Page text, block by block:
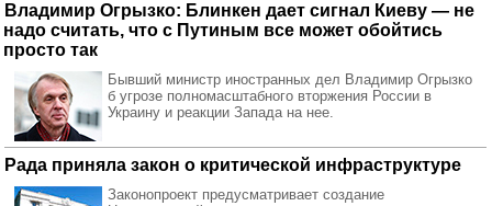
Владимир Огрызко: Блинкен дает сигнал Киеву — не
надо считать, что с Путиным все может обойтись
просто так
Бывший министр иностранных дел Владимир Огрызко
б угрозе полномасштабного вторжения России в
Украину и реакции Запада на нее.
Рада приняла закон о критической инфраструктуре
Законопроект предусматривает создание